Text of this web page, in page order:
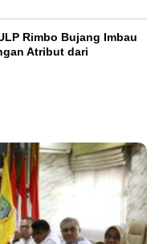
Rimbo Bujang Imbau
Atribut dari